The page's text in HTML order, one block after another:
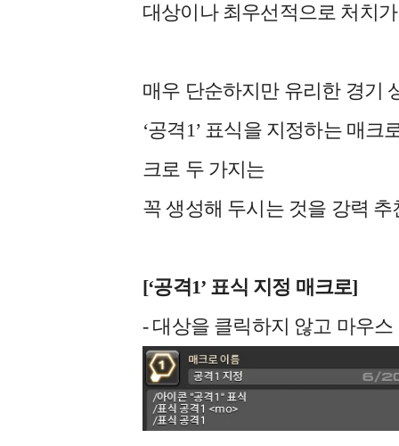
대상이나 최우선적으로 처치
매우 단순하지만 유리한 경기
‘공격1’ 표식을 지정하는 매
크로 두 가지는
꼭 생성해 두시는 것을 강력
[‘공격1’ 표식 지정 매크로]
- 대상을 클릭하지 않고 마우